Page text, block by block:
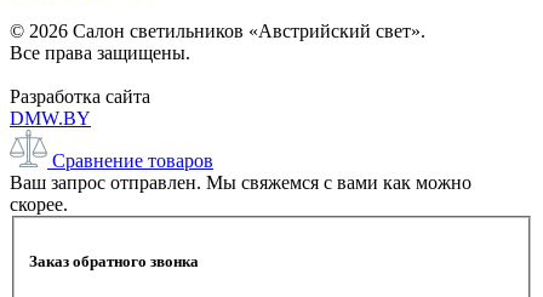
© 2026 Салон светильников «Австрийский свет».
Все права защищены.
Разработка сайта
DMW.BY
Сравнение товаров
Ваш запрос отправлен. Мы свяжемся с вами как можно
скорее.
Заказ обратного звонка